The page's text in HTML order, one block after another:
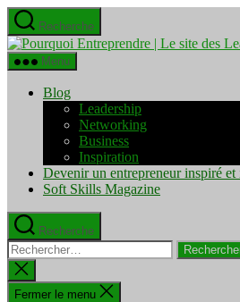
Aller
au
contenu
Recherche
Menu
Blog
Leadership
Networking
Business
Inspiration
Devenir un entrepreneur inspiré et
Soft Skills Magazine
Recherche
Rechercher :
Fermer
la
recherche
Fermer le menu